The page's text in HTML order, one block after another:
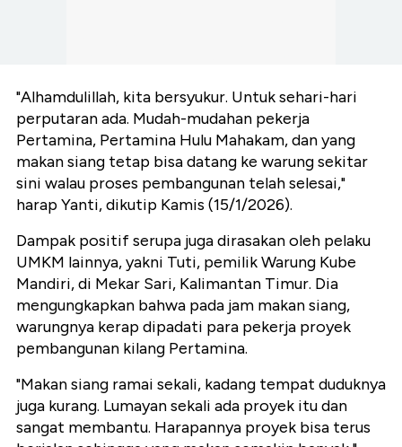
"Alhamdulillah, kita bersyukur. Untuk sehari-hari
perputaran ada. Mudah-mudahan pekerja
Pertamina, Pertamina Hulu Mahakam, dan yang
makan siang tetap bisa datang ke warung sekitar
sini walau proses pembangunan telah selesai,"
harap Yanti, dikutip Kamis (15/1/2026).
Dampak positif serupa juga dirasakan oleh pelaku
UMKM lainnya, yakni Tuti, pemilik Warung Kube
Mandiri, di Mekar Sari, Kalimantan Timur. Dia
mengungkapkan bahwa pada jam makan siang,
warungnya kerap dipadati para pekerja proyek
pembangunan kilang Pertamina.
"Makan siang ramai sekali, kadang tempat duduknya
juga kurang. Lumayan sekali ada proyek itu dan
sangat membantu. Harapannya proyek bisa terus